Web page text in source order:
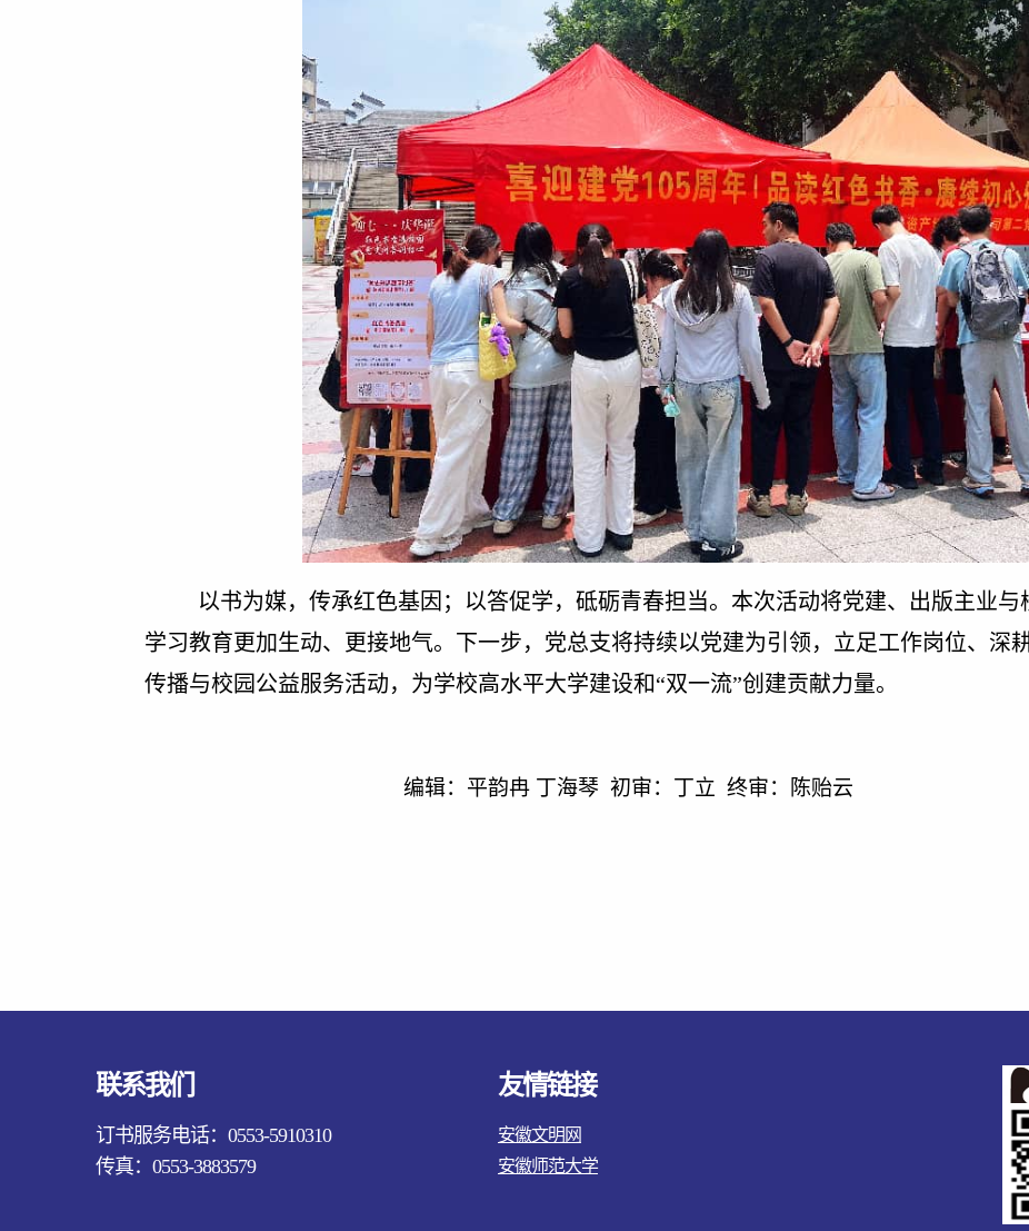
以书为媒，传承红色基因；以答促学，砥砺青春担当。本次活动将党建、出版主业
学习教育更加生动、更接地气。下一步，党总支将持续以党建为引领，立足工作岗位、深
传播与校园公益服务活动，为学校高水平大学建设和“双一流”创建贡献力量。
编辑：平韵冉 丁海琴 初审：丁立 终审：陈贻云
联系我们
订书服务电话：0553-5910310
传真：0553-3883579
友情链接
安徽文明网
安徽师范大学